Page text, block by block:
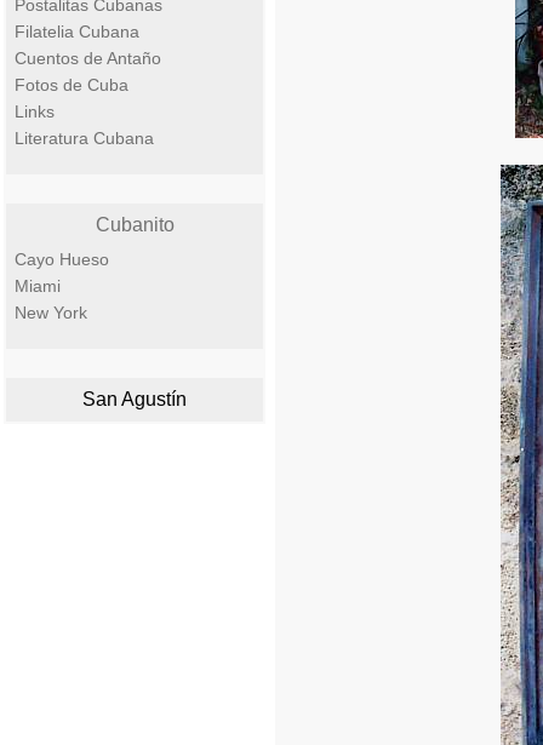
Postalitas Cubanas
Filatelia Cubana
Cuentos de Antaño
Fotos de Cuba
Links
Literatura Cubana
Cubanito
Cayo Hueso
Miami
New York
San Agustín